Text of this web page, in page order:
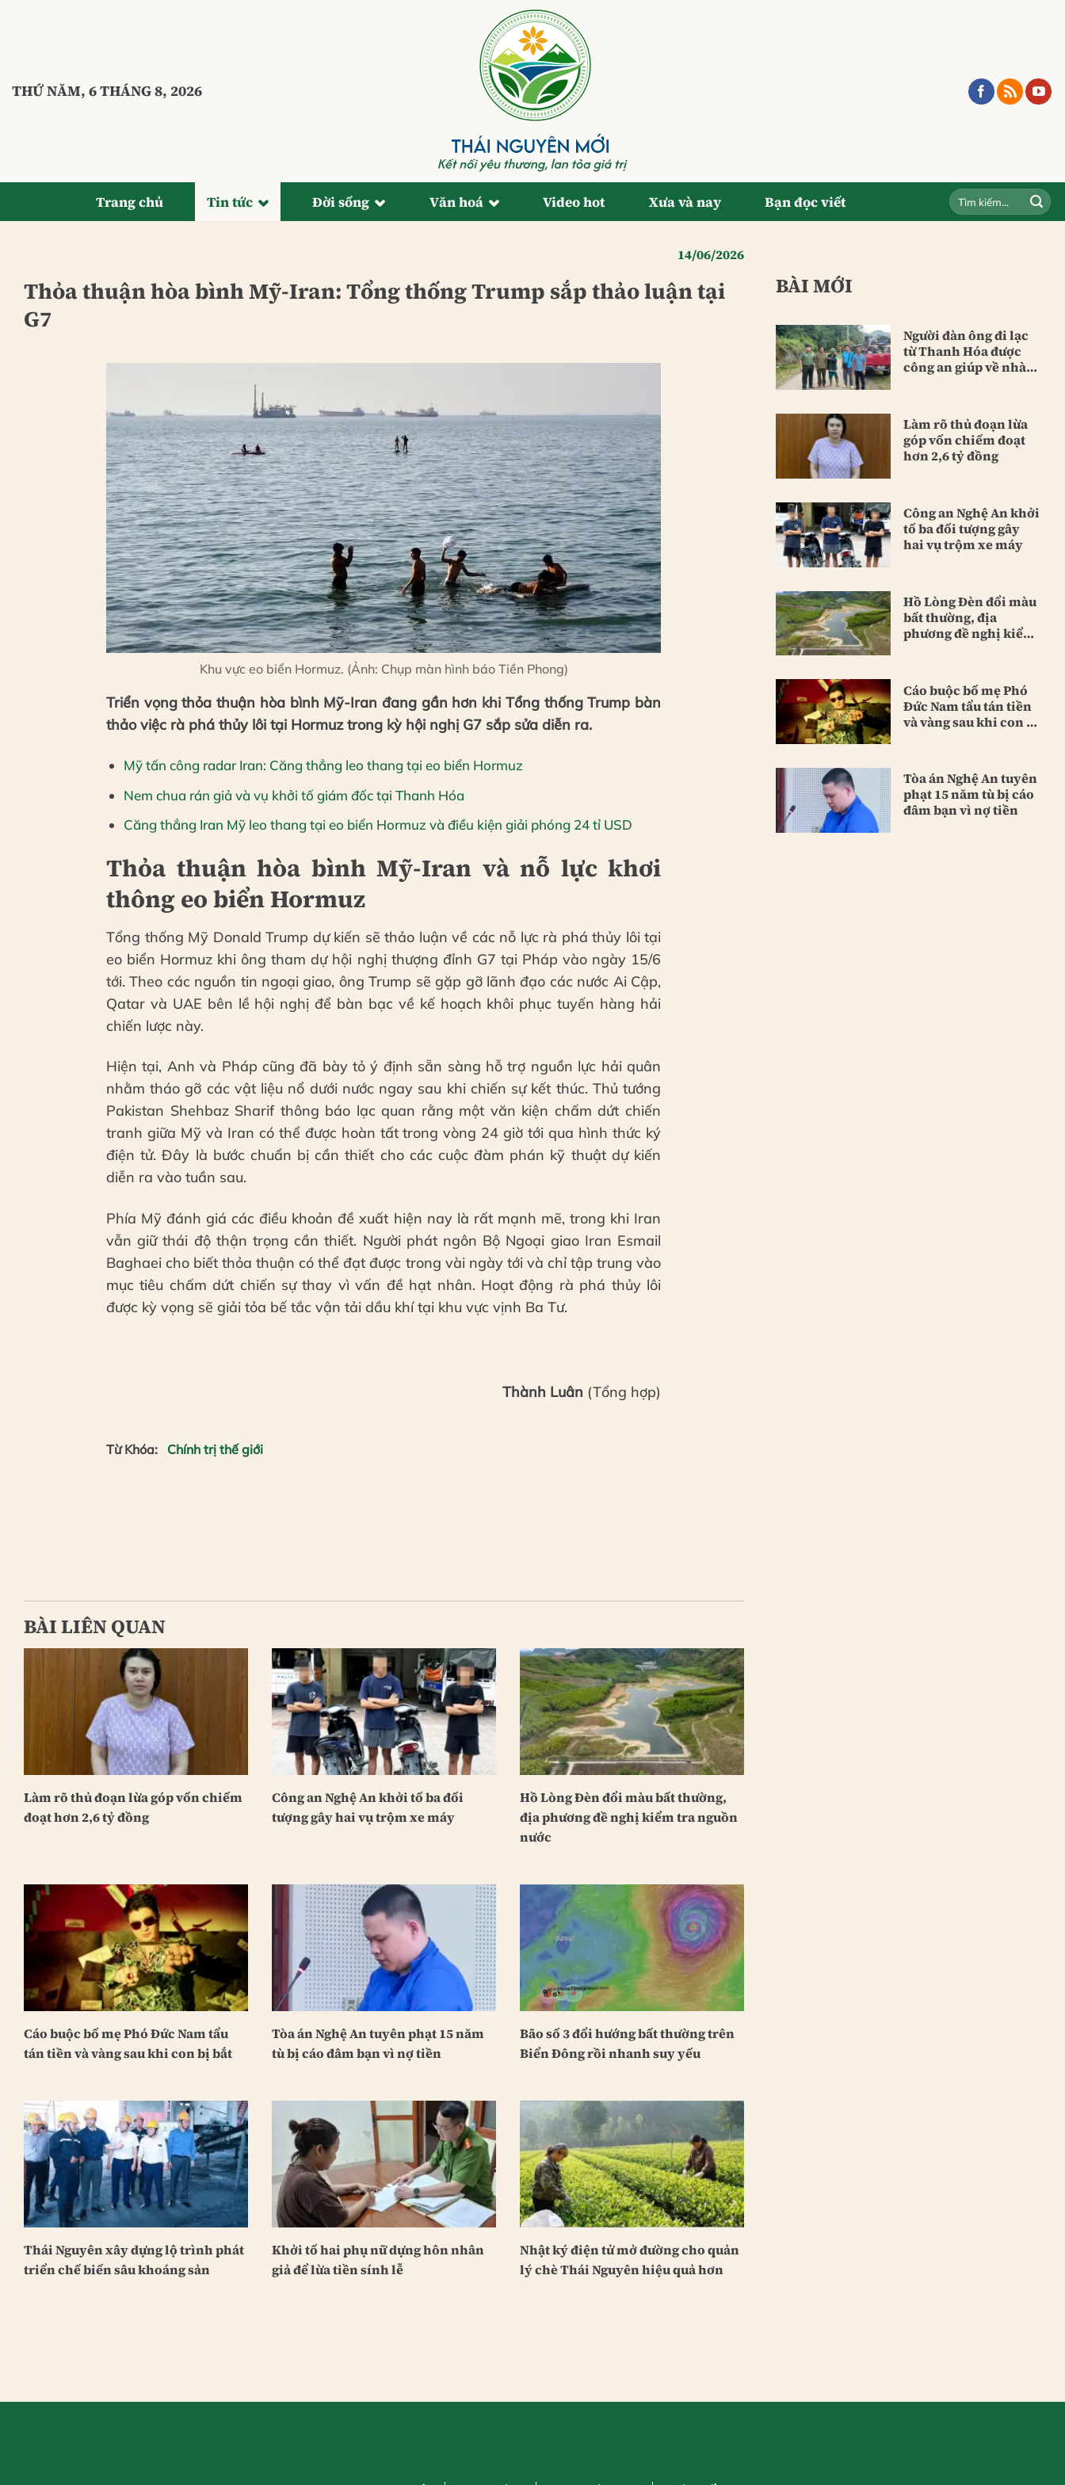
THỨ NĂM, 6 THÁNG 8, 2026
Trang chủ Tin tức Đời sống Văn hoá Video hot Xưa và nay Bạn đọc viết
14/06/2026
Thỏa thuận hòa bình Mỹ-Iran: Tổng thống Trump sắp thảo luận tại
G7
Khu vực eo biển Hormuz. (Ảnh: Chụp màn hình báo Tiền Phong)
Triển vọng thỏa thuận hòa bình Mỹ-Iran đang gần hơn khi Tổng thống Trump bàn
thảo việc rà phá thủy lôi tại Hormuz trong kỳ hội nghị G7 sắp sửa diễn ra.
Mỹ tấn công radar Iran: Căng thẳng leo thang tại eo biển Hormuz
Nem chua rán giả và vụ khởi tố giám đốc tại Thanh Hóa
Căng thẳng Iran Mỹ leo thang tại eo biển Hormuz và điều kiện giải phóng 24 tỉ USD
Thỏa thuận hòa bình Mỹ-Iran và nỗ lực khơi
thông eo biển Hormuz
Tổng thống Mỹ Donald Trump dự kiến sẽ thảo luận về các nỗ lực rà phá thủy lôi tại
eo biển Hormuz khi ông tham dự hội nghị thượng đỉnh G7 tại Pháp vào ngày 15/6
tới. Theo các nguồn tin ngoại giao, ông Trump sẽ gặp gỡ lãnh đạo các nước Ai Cập,
Qatar và UAE bên lề hội nghị để bàn bạc về kế hoạch khôi phục tuyến hàng hải
chiến lược này.
Hiện tại, Anh và Pháp cũng đã bày tỏ ý định sẵn sàng hỗ trợ nguồn lực hải quân
nhằm tháo gỡ các vật liệu nổ dưới nước ngay sau khi chiến sự kết thúc. Thủ tướng
Pakistan Shehbaz Sharif thông báo lạc quan rằng một văn kiện chấm dứt chiến
tranh giữa Mỹ và Iran có thể được hoàn tất trong vòng 24 giờ tới qua hình thức ký
điện tử. Đây là bước chuẩn bị cần thiết cho các cuộc đàm phán kỹ thuật dự kiến
diễn ra vào tuần sau.
Phía Mỹ đánh giá các điều khoản đề xuất hiện nay là rất mạnh mẽ, trong khi Iran
vẫn giữ thái độ thận trọng cần thiết. Người phát ngôn Bộ Ngoại giao Iran Esmail
Baghaei cho biết thỏa thuận có thể đạt được trong vài ngày tới và chỉ tập trung vào
mục tiêu chấm dứt chiến sự thay vì vấn đề hạt nhân. Hoạt động rà phá thủy lôi
được kỳ vọng sẽ giải tỏa bế tắc vận tải dầu khí tại khu vực vịnh Ba Tư.
Thành Luân (Tổng hợp)
Từ Khóa: Chính trị thế giới
BÀI LIÊN QUAN
Làm rõ thủ đoạn lừa góp vốn chiếm
đoạt hơn 2,6 tỷ đồng
Công an Nghệ An khởi tố ba đối
tượng gây hai vụ trộm xe máy
Hồ Lòng Đèn đổi màu bất thường,
địa phương đề nghị kiểm tra nguồn
nước
Cáo buộc bố mẹ Phó Đức Nam tẩu
tán tiền và vàng sau khi con bị bắt
Tòa án Nghệ An tuyên phạt 15 năm
tù bị cáo đâm bạn vì nợ tiền
Bão số 3 đổi hướng bất thường trên
Biển Đông rồi nhanh suy yếu
Thái Nguyên xây dựng lộ trình phát
triển chế biến sâu khoáng sản
Khởi tố hai phụ nữ dựng hôn nhân
giả để lừa tiền sính lễ
Nhật ký điện tử mở đường cho quản
lý chè Thái Nguyên hiệu quả hơn
BÀI MỚI
Người đàn ông đi lạc
từ Thanh Hóa được
công an giúp về nhà
Làm rõ thủ đoạn lừa
góp vốn chiếm đoạt
hơn 2,6 tỷ đồng
Công an Nghệ An khởi
tố ba đối tượng gây
hai vụ trộm xe máy
Hồ Lòng Đèn đổi màu
bất thường, địa
phương đề nghị kiểm
Cáo buộc bố mẹ Phó
Đức Nam tẩu tán tiền
và vàng sau khi con bị
Tòa án Nghệ An tuyên
phạt 15 năm tù bị cáo
đâm bạn vì nợ tiền